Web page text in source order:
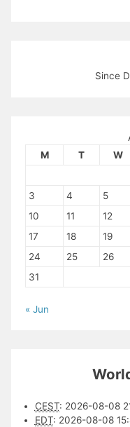
Since
M
T W
3
4 5
10
11 12
17
18 19
24
25 26
31
« Jun
CEST: 2026-08-08
EDT: 2026-08-08